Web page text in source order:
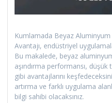
Kumlamada Beyaz
Avantajı, endüstriyel
Bu makalede, beyaz
aşındırma performansı,
gibi avantajlarını
artırma ve farklı uygulama
bilgi sahibi olacaksınız.